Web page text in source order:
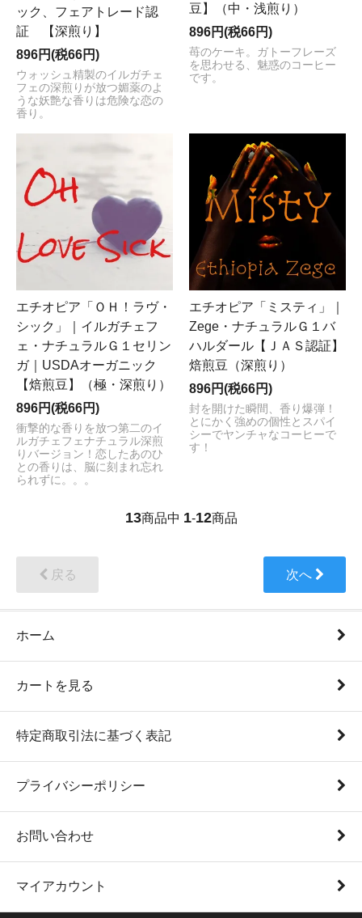
ック、フェアトレード認
証 【深煎り】
896円(税66円)
ウォッシュ精製のイルガチェ
フェの深煎りが放つ媚薬のよ
うな妖艶な香りは危険な恋の
香り。
豆】（中・浅煎り）
896円(税66円)
苺のケーキ。ガトーフレーズ
を思わせる、魅惑のコーヒー
です。
エチオピア「ＯＨ！ラヴ・
シック」｜イルガチェフ
ェ・ナチュラルＧ１セリン
ガ｜USDAオーガニック
【焙煎豆】（極・深煎り）
896円(税66円)
衝撃的な香りを放つ第二のイ
ルガチェフェナチュラル深煎
りバージョン！恋したあのひ
との香りは、脳に刻まれ忘れ
られずに。。。
エチオピア「ミスティ」｜
Zege・ナチュラルＧ１バ
ハルダール【ＪＡＳ認証】
焙煎豆（深煎り）
896円(税66円)
封を開けた瞬間、香り爆弾！
とにかく強めの個性とスパイ
シーでヤンチャなコーヒーで
す！
13商品中 1-12商品
戻る 次へ
ホーム
カートを見る
特定商取引法に基づく表記
プライバシーポリシー
お問い合わせ
マイアカウント